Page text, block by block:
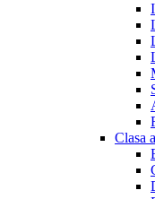
Clasa